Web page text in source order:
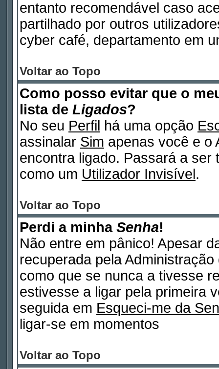
entanto recomendável caso
partilhado por outros
cyber café, departamento em
Voltar ao Topo
Como posso evitar que o
lista de Ligados?
No seu Perfil há uma opção
assinalar Sim apenas você e o
encontra ligado. Passará a ser
como um Utilizador Invisível.
Voltar ao Topo
Perdi a minha Senha!
Não entre em pânico! Apesar
recuperada pela
como que se nunca a tivesse
estivesse a ligar pela primeira
seguida em Esqueci-me da
ligar-se em momentos
Voltar ao Topo